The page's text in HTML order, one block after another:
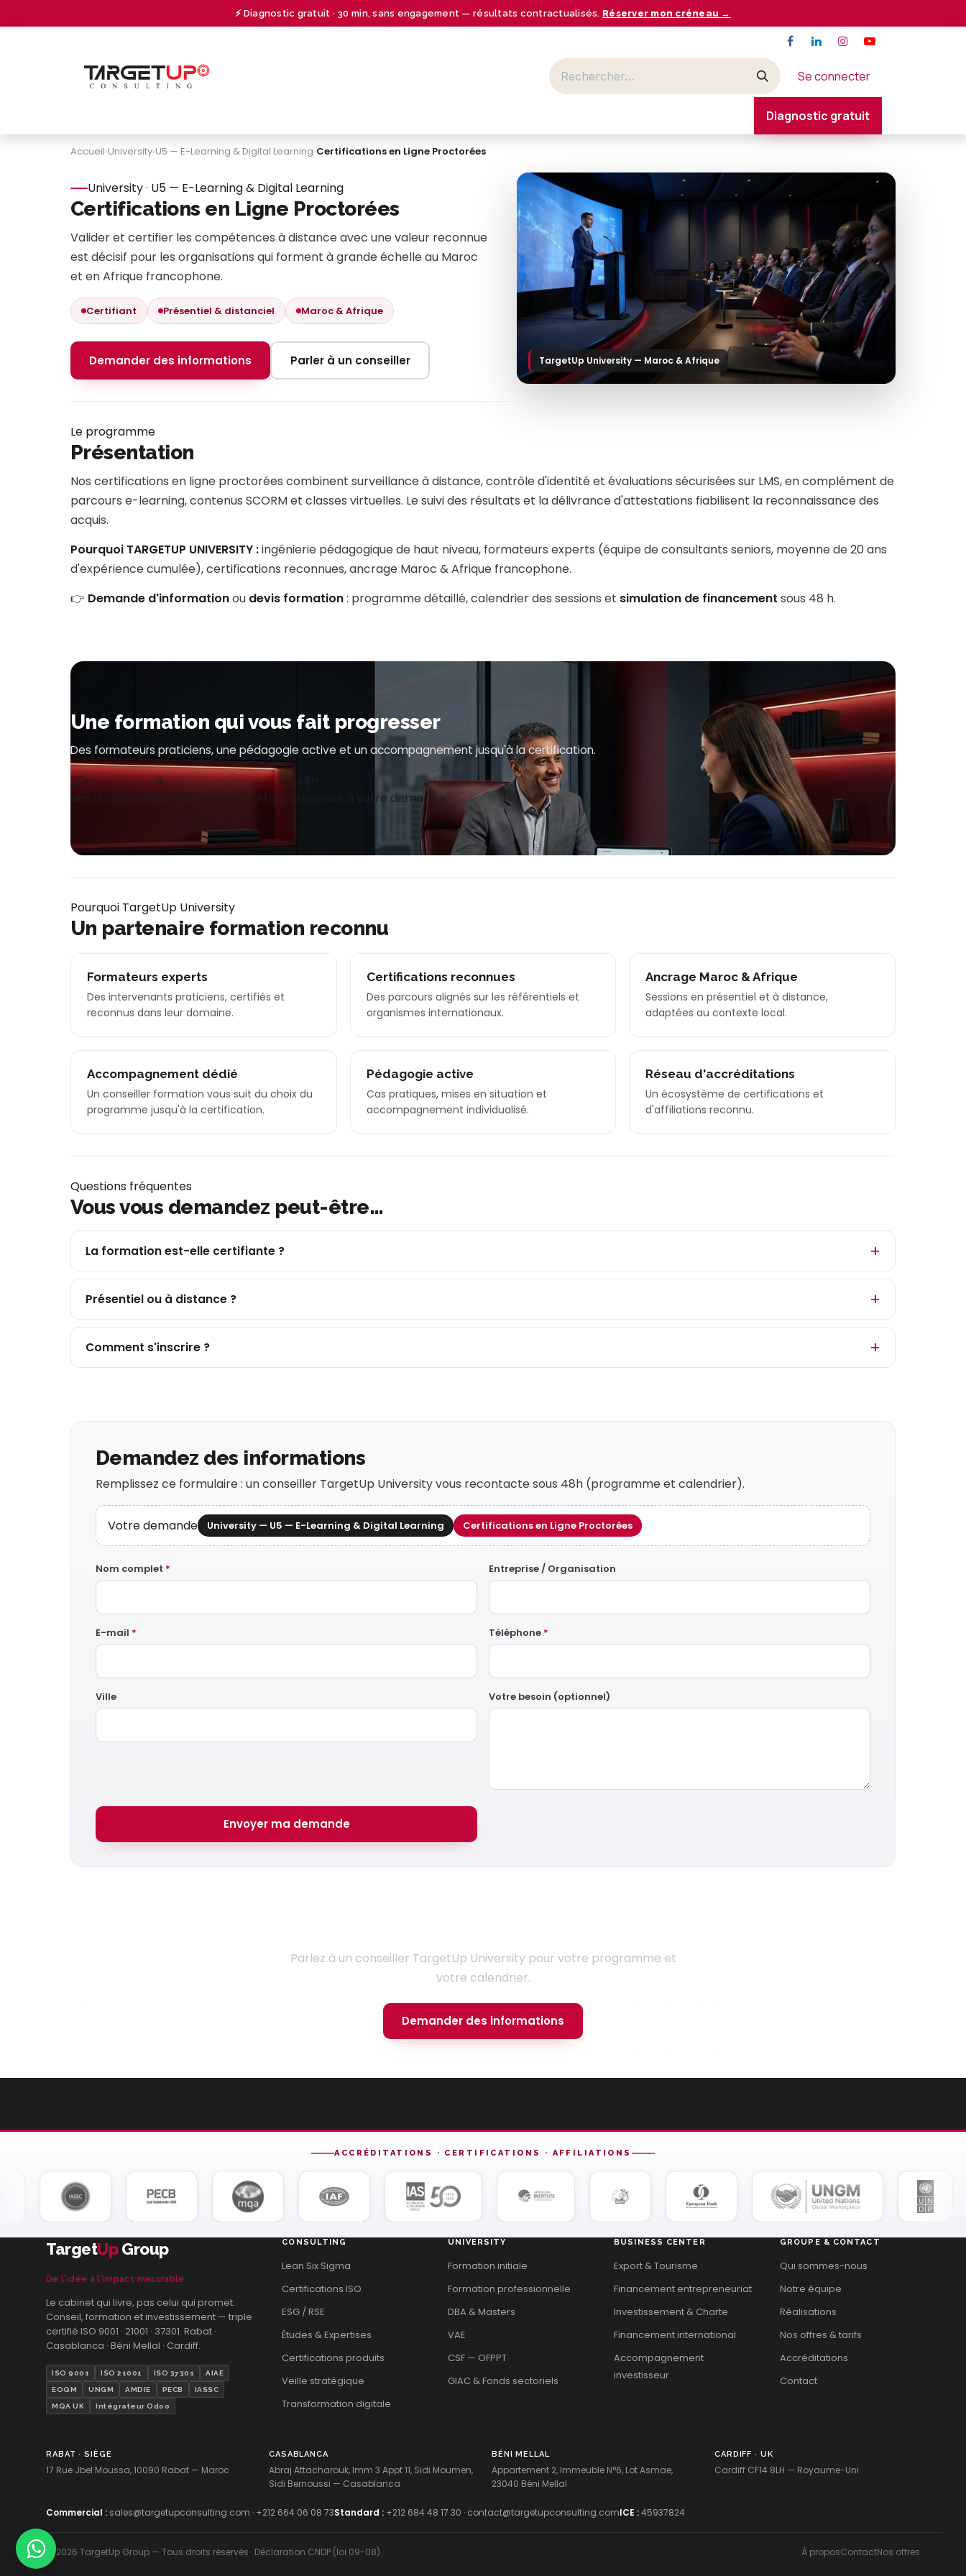
⚡ Diagnostic gratuit · 30 min, sans engagement — résultats contractualisés. Réserver mon créneau →
Se connecter
Diagnostic gratuit
Accueil›University›U5 — E-Learning & Digital Learning›Certifications en Ligne Proctorées
University · U5 — E-Learning & Digital Learning
Certifications en Ligne Proctorées
Valider et certifier les compétences à distance avec une valeur reconnue
est décisif pour les organisations qui forment à grande échelle au Maroc
et en Afrique francophone.
Certifiant Présentiel & distanciel Maroc & Afrique
Demander des informations Parler à un conseiller TargetUp University — Maroc & Afrique
Le programme
Présentation
Nos certifications en ligne proctorées combinent surveillance à distance, contrôle d'identité et évaluations sécurisées sur LMS, en complément de
parcours e-learning, contenus SCORM et classes virtuelles. Le suivi des résultats et la délivrance d'attestations fiabilisent la reconnaissance des
acquis.
Pourquoi TARGETUP UNIVERSITY :ingénierie pédagogique de haut niveau, formateurs experts (équipe de consultants seniors, moyenne de 20 ans
d'expérience cumulée), certifications reconnues, ancrage Maroc & Afrique francophone.
👉 Demande d'informationou devis formation: programme détaillé, calendrier des sessions et simulation de financement sous 48 h.
Une formation qui vous fait progresser
Des formateurs praticiens, une pédagogie active et un accompagnement jusqu'à la certification.
20+
ans d'expertise
4
bureaux Maroc & Afrique
48h
réponse à votre demande
Pourquoi TargetUp University
Un partenaire formation reconnu
Formateurs experts
Des intervenants praticiens, certifiés et
reconnus dans leur domaine.
Certifications reconnues
Des parcours alignés sur les référentiels et
organismes internationaux.
Ancrage Maroc & Afrique
Sessions en présentiel et à distance,
adaptées au contexte local.
Accompagnement dédié
Un conseiller formation vous suit du choix du
programme jusqu'à la certification.
Pédagogie active
Cas pratiques, mises en situation et
accompagnement individualisé.
Réseau d'accréditations
Un écosystème de certifications et
d'affiliations reconnu.
Questions fréquentes
Vous vous demandez peut-être…
La formation est-elle certifiante ?
Présentiel ou à distance ?
Comment s'inscrire ?
Demandez des informations
Remplissez ce formulaire : un conseiller TargetUp University vous recontacte sous 48h (programme et calendrier).
Votre demande University — U5 — E-Learning & Digital Learning Certifications en Ligne Proctorées
Nom complet * Entreprise / Organisation
E-mail * Téléphone *
Ville Votre besoin (optionnel)
Envoyer ma demande
Parlez à un conseiller TargetUp University pour votre programme et
votre calendrier.
Demander des informations
ACCRÉDITATIONS · CERTIFICATIONS · AFFILIATIONS
TargetUpGroup
De l'idée à l'impact mesurable.
Le cabinet qui livre, pas celui qui promet.
Conseil, formation et investissement — triple
certifié ISO 9001 · 21001 · 37301. Rabat ·
Casablanca · Béni Mellal · Cardiff.
ISO 9001 ISO 21001 ISO 37301 AIAE
EOQM UNGM AMDIE PECB IASSC
MQA UK Intégrateur Odoo
CONSULTING
Lean Six Sigma
Certifications ISO
ESG / RSE
Études & Expertises
Certifications produits
Veille stratégique
Transformation digitale
UNIVERSITY
Formation initiale
Formation professionnelle
DBA & Masters
VAE
CSF — OFPPT
GIAC & Fonds sectoriels
BUSINESS CENTER
Export & Tourisme
Financement entrepreneuriat
Investissement & Charte
Financement international
Accompagnement
investisseur
GROUPE & CONTACT
Qui sommes-nous
Notre équipe
Réalisations
Nos offres & tarifs
Accréditations
Contact
RABAT · SIÈGE
17 Rue Jbel Moussa, 10090 Rabat — Maroc
CASABLANCA
Abraj Attacharouk, Imm 3 Appt 11, Sidi Moumen,
Sidi Bernoussi — Casablanca
BÉNI MELLAL
Appartement 2, Immeuble N°6, Lot Asmae,
23040 Béni Mellal
CARDIFF · UK
Cardiff CF14 8LH — Royaume-Uni
Commercial : sales@targetupconsulting.com · +212 664 06 08 73Standard : +212 684 48 17 30 · contact@targetupconsulting.comICE :45937824
© 2026 TargetUp Group — Tous droits réservés · Déclaration CNDP (loi 09-08) À proposContactNos offres